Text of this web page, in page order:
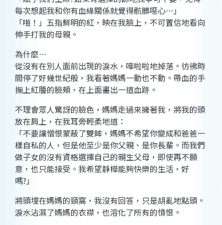
每次想起我和你有血緣關係就覺得骯髒噁心…」
「啪！」五指鮮明的紅，映在我臉上，不可置信地看向
伸手打我的母親。
為什麼…
從沒有在別人面前出現的淚水，嘩啦啦地掉落。彷彿時
間停了好幾世紀般，我看著媽媽一動也不動。帶血的手
撫上紅腫的臉頰，在上面畫出一道血跡。
不理會眾人驚訝的臉色，媽媽走過來擁著我，將我的頭
放在肩上，在我耳旁輕柔地道：
「不要讓憎恨蒙蔽了雙眸，媽媽不希望你變成和爸爸一
樣自私的人，但是他至少是你父親、是你長輩。而我們
做子女的沒有資格選擇自己的親生父母，即使再不願
意，也只能接受。我希望靜樺能夠快樂的生活，好
嗎?」
將頭埋在媽媽的頸窩，我沒有回答，只是胡亂地點頭。
淚水沾濕了媽媽的衣襟，也溶化了所有的憤恨。